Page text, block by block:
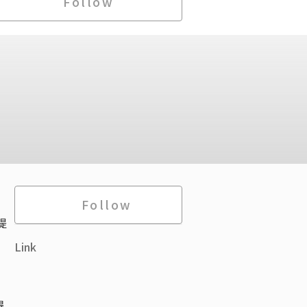
Follow
Link